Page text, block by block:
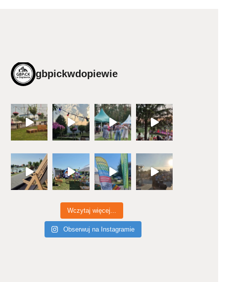
gbpickwdopiewie
Wczytaj więcej...
Obserwuj na Instagramie